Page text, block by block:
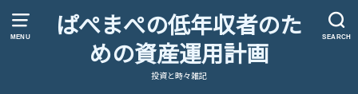
MENU SEARCH
ぱぺまぺの低年収者のた
めの資産運用計画
投資と時々雑記